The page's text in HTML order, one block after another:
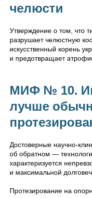
челюсти
Утверждение о том, что
разрушает челюстную
искусственный корень
и предотвращает
МИФ № 10.
лучше
Достоверные научно-
об обратном —
характеризуется
и максимальной
Протезирование на